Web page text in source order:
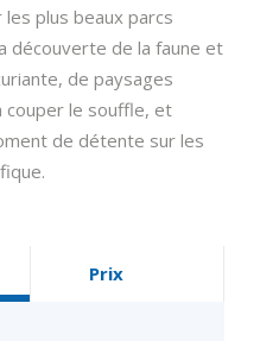
plus beaux parcs
découverte de la faune et
de paysages
couper le souffle, et
de détente sur les
Prix